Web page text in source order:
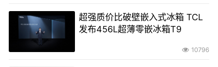
超强质价比破壁嵌入式冰箱 TCL
发布456L超薄零嵌冰箱T9
10796